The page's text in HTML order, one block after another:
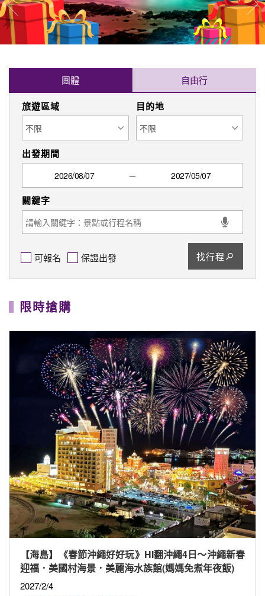
限時搶購
迎福．美國村海景．美麗海水族館(媽媽免煮年夜飯)
★9/30前報名第2人省$5,000★
★小年夜出發.媽媽免煮年夜飯★
$56,888
【美加】 《最高省6千》長榮航空~探索美西10日遊
（雙國家公園、拉斯維加斯球體（入內參觀）、羚羊
峽谷雙奇觀、環球影城）
2026/8/14